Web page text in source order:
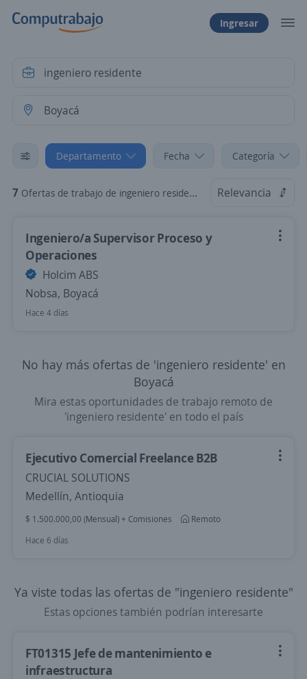
Ingresar
Departamento Fecha Categoría
7 Ofertas de trabajo de ingeniero residente en Boyacá Relevancia
Ingeniero/a Supervisor Proceso y
Operaciones
Holcim ABS
Nobsa, Boyacá
Hace 4 días
No hay más ofertas de 'ingeniero residente' en
Boyacá
Mira estas oportunidades de trabajo remoto de
'ingeniero residente' en todo el país
Ejecutivo Comercial Freelance B2B
CRUCIAL SOLUTIONS
Medellín, Antioquia
$ 1.500.000,00 (Mensual) + Comisiones
Remoto
Hace 6 días
Ya viste todas las ofertas de "ingeniero residente"
Estas opciones también podrían interesarte
FT01315 Jefe de mantenimiento e
infraestructura